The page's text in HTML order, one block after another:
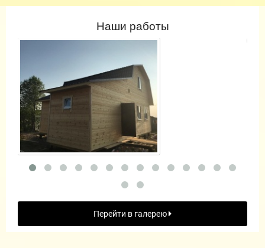
Наши работы
Перейти в галерею